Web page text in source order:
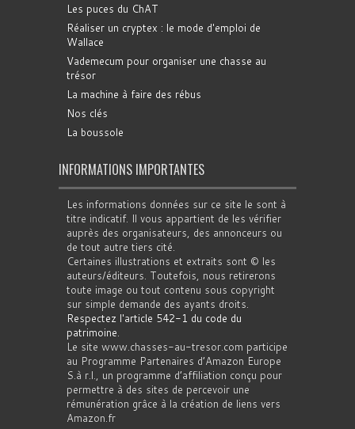
Les puces du ChAT
Réaliser un cryptex : le mode d'emploi de
Wallace
Vademecum pour organiser une chasse au
trésor
La machine à faire des rébus
Nos clés
La boussole
INFORMATIONS IMPORTANTES
Les informations données sur ce site le sont à
titre indicatif. Il vous appartient de les vérifier
auprès des organisateurs, des annonceurs ou
de tout autre tiers cité.
Certaines illustrations et extraits sont © les
auteurs/éditeurs. Toutefois, nous retirerons
toute image ou tout contenu sous copyright
sur simple demande des ayants droits.
Respectez l'article 542-1 du code du
patrimoine.
Le site www.chasses-au-tresor.com participe
au Programme Partenaires d’Amazon Europe
S.à r.l., un programme d’affiliation conçu pour
permettre à des sites de percevoir une
rémunération grâce à la création de liens vers
Amazon.fr